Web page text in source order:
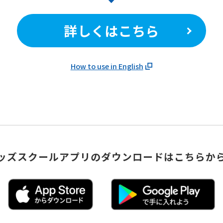
詳しくはこちら
How to use in English
ズスクールアプリのダウンロードはこちらか